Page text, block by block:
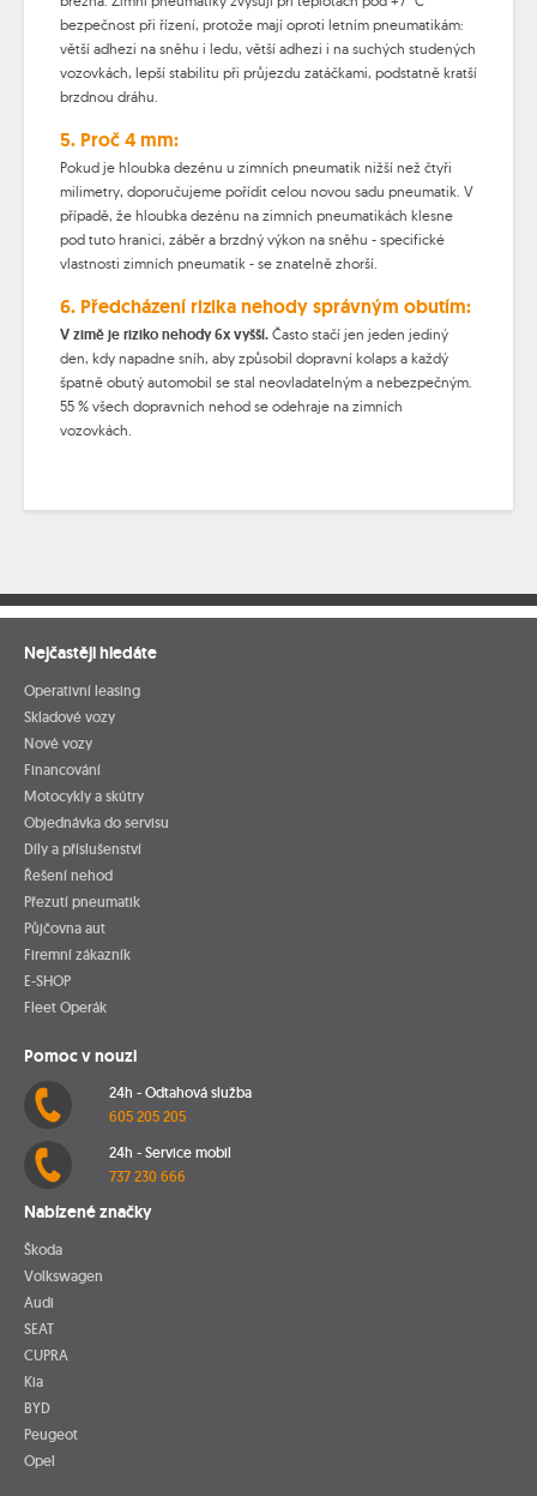
bezpečnost při řízení, protože mají oproti letním pneumatikám:
větší adhezi na sněhu i ledu, větší adhezi i na suchých studených
vozovkách, lepší stabilitu při průjezdu zatáčkami, podstatně kratší
brzdnou dráhu.
5. Proč 4 mm:
Pokud je hloubka dezénu u zimních pneumatik nižší než čtyři
milimetry, doporučujeme pořídit celou novou sadu pneumatik. V
případě, že hloubka dezénu na zimních pneumatikách klesne
pod tuto hranici, záběr a brzdný výkon na sněhu - specifické
vlastnosti zimních pneumatik - se znatelně zhorší.
6. Předcházení rizika nehody správným obutím:
V zimě je riziko nehody 6x vyšší. Často stačí jen jeden jediný
den, kdy napadne sníh, aby způsobil dopravní kolaps a každý
špatně obutý automobil se stal neovladatelným a nebezpečným.
55 % všech dopravních nehod se odehraje na zimních
vozovkách.
Nejčastěji hledáte
Operativní leasing
Skladové vozy
Nové vozy
Financování
Motocykly a skútry
Objednávka do servisu
Díly a příslušenství
Řešení nehod
Přezutí pneumatik
Půjčovna aut
Firemní zákazník
E-SHOP
Fleet Operák
Pomoc v nouzi
24h - Odtahová služba
605 205 205
24h - Service mobil
737 230 666
Nabízené značky
Škoda
Volkswagen
Audi
SEAT
CUPRA
Kia
BYD
Peugeot
Opel